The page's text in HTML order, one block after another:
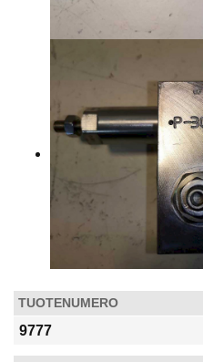
TUOTENUMERO
9777